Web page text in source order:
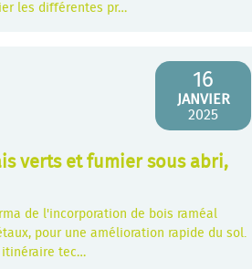
les différentes pr…
16
JANVIER
2025
verts et fumier sous abri,
de l'incorporation de bois raméal
pour une amélioration rapide du sol.
itinéraire tec…